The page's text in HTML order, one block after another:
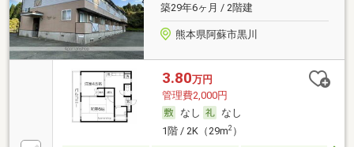
築29年6ヶ月 / 2階建
熊本県阿蘇市黒川
3.80万円
管理費2,000円
なし
なし
1階 / 2K（29m2）